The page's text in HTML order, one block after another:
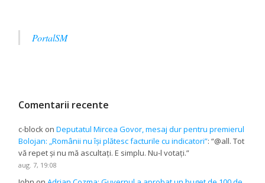
PortalSM
Comentarii recente
c-block onDeputatul Mircea Govor, mesaj dur pentru premierul
Bolojan: „Românii nu își plătesc facturile cu indicatori”: “@all. Tot
vă repet și nu mă ascultați. E simplu. Nu-l votați.”
aug. 7, 19:08